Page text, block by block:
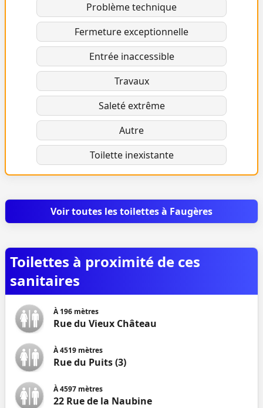
Problème technique
Fermeture exceptionnelle
Entrée inaccessible
Travaux
Saleté extrême
Autre
Toilette inexistante
Voir toutes les toilettes à Faugères
Toilettes à proximité de ces
sanitaires
À196 mètres
Rue du Vieux Château
À4519 mètres
Rue du Puits (3)
À4597 mètres
22 Rue de la Naubine